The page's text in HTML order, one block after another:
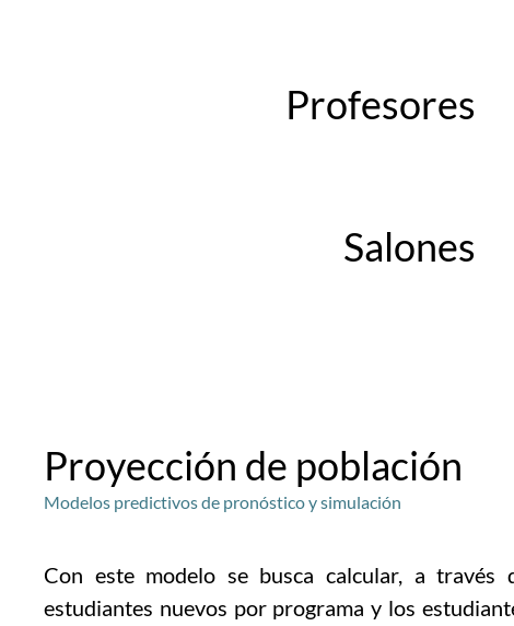
Profesores
Salones
Proyección de población
Modelos predictivos de pronóstico y simulación
Con este modelo se busca calcular, a través
estudiantes nuevos por programa y los